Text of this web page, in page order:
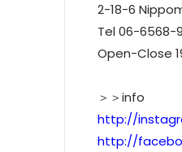
2-18-6
Tel 06-6568-
Open-Close
＞＞info
http://
http://